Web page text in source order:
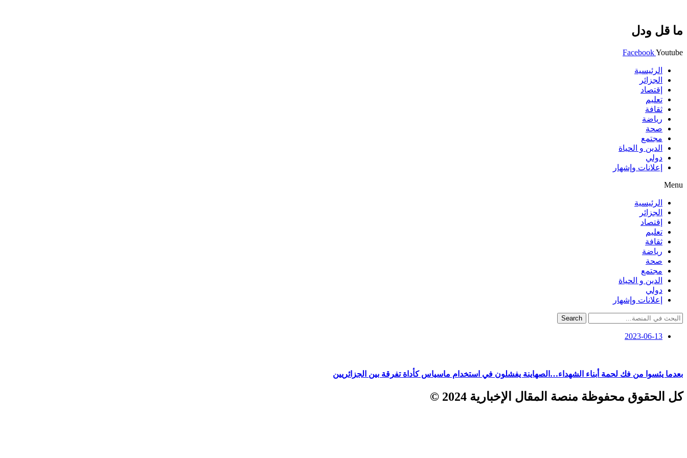
ما قل ودل
FacebookYoutube
الرئيسية
الجزائر
إقتصاد
تعليم
ثقافة
رياضة
صحة
مجتمع
الدين و الحياة
دولي
إعلانات وإشهار
Menu
الرئيسية
الجزائر
إقتصاد
تعليم
ثقافة
رياضة
صحة
مجتمع
الدين و الحياة
دولي
إعلانات وإشهار
Search
2023-06-13
بعدما يئسوا من فك لحمة أبناء الشهداء…الصهاينة يفشلون في استخدام ماسياس كأداة تفرقة بين الجزائريين
كل الحقوق محفوظة منصة المقال الإخبارية 2024 ©